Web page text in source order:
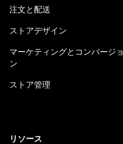
注文と配送
ストアデザイン
マーケティングとコンバージョ
ン
ストア管理
リソース